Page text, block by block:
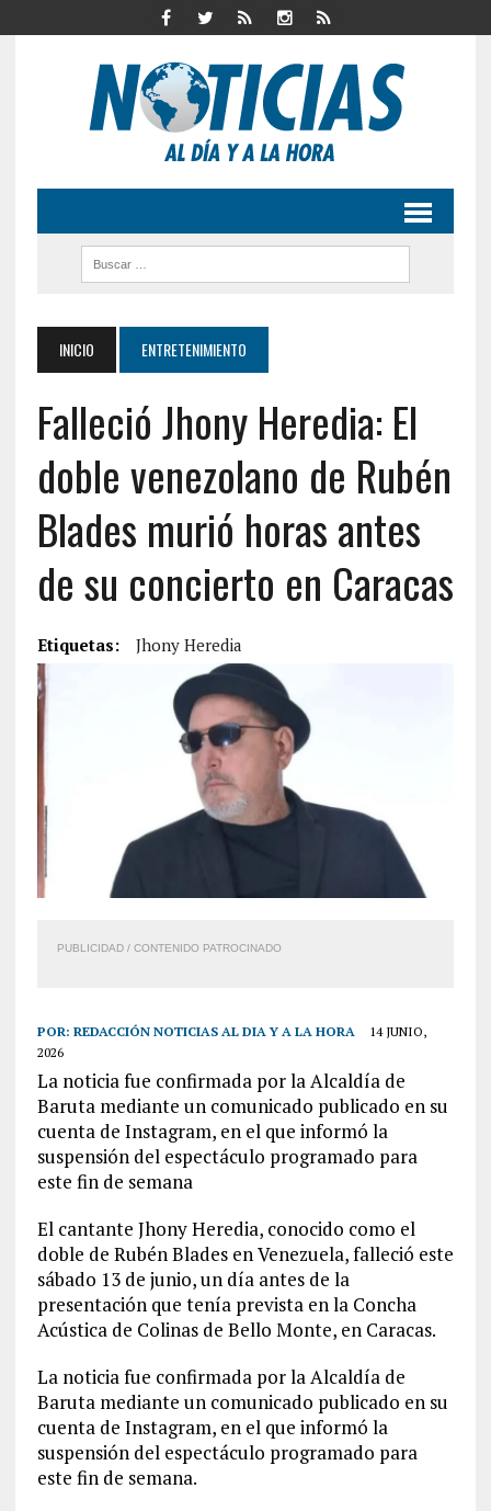
INICIO ENTRETENIMIENTO
Falleció Jhony Heredia: El
doble venezolano de Rubén
Blades murió horas antes
de su concierto en Caracas
Etiquetas: Jhony Heredia
PUBLICIDAD / CONTENIDO PATROCINADO
POR: REDACCIÓN NOTICIAS AL DIA Y A LA HORA
14 JUNIO,
2026
La noticia fue confirmada por la Alcaldía de
Baruta mediante un comunicado publicado en su
cuenta de Instagram, en el que informó la
suspensión del espectáculo programado para
este fin de semana
El cantante Jhony Heredia, conocido como el
doble de Rubén Blades en Venezuela, falleció este
sábado 13 de junio, un día antes de la
presentación que tenía prevista en la Concha
Acústica de Colinas de Bello Monte, en Caracas.
La noticia fue confirmada por la Alcaldía de
Baruta mediante un comunicado publicado en su
cuenta de Instagram, en el que informó la
suspensión del espectáculo programado para
este fin de semana.